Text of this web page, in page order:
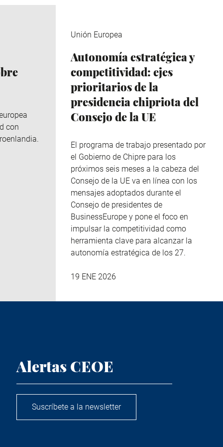
con
Unión Europea
Autonomía estratégica y
competitividad: ejes
prioritarios de la
presidencia chipriota del
Consejo de la UE
El programa de trabajo presentado por
el Gobierno de Chipre para los
próximos seis meses a la cabeza del
Consejo de la UE va en línea con los
mensajes adoptados durante el
Consejo de presidentes de
BusinessEurope y pone el foco en
impulsar la competitividad como
herramienta clave para alcanzar la
autonomía estratégica de los 27.
19 ENE 2026
Alertas CEOE
Suscríbete a la newsletter